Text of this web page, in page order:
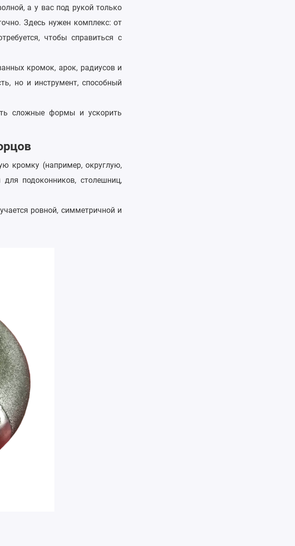
а у вас под рукой только
Здесь нужен комплекс: от
чтобы справиться с
кромок, арок, радиусов и
но и инструмент, способный
сложные формы и ускорить
кромку (например, округлую,
подоконников, столешниц,
ровной, симметричной и